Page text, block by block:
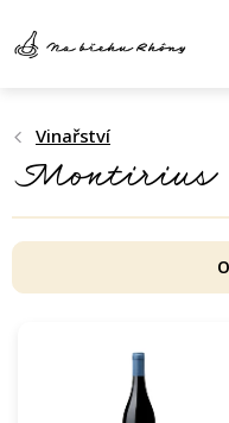
obsah
Vinařství
Montirius